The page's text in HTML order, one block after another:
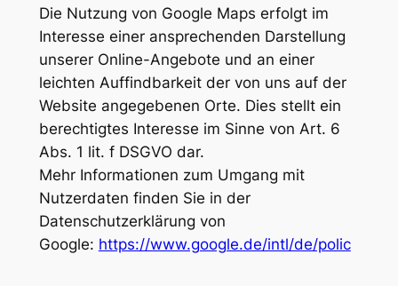
Die Nutzung von Google Maps erfolgt im
Interesse einer ansprechenden Darstellung
unserer Online-Angebote und an einer
leichten Auffindbarkeit der von uns auf der
Website angegebenen Orte. Dies stellt ein
berechtigtes Interesse im Sinne von Art. 6
Abs. 1 lit. f DSGVO dar.
Mehr Informationen zum Umgang mit
Nutzerdaten finden Sie in der
Datenschutzerklärung von
Google: https://www.google.de/intl/de/polic